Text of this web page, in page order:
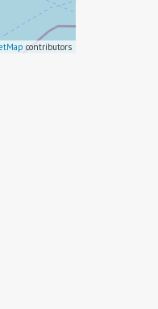
contributors